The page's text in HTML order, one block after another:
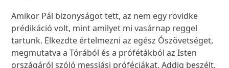
Amikor Pál bizonyságot tett, az nem egy rövidke
prédikáció volt, mint amilyet mi vasárnap reggel
tartunk. Elkezdte értelmezni az egész Ószövetséget,
megmutatva a Tórából és a prófétákból az Isten
országáról szóló messiási próféciákat. Addig beszélt,